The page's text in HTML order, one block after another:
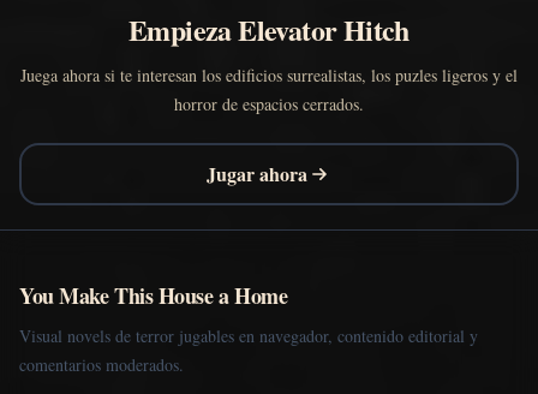
Empieza Elevator Hitch
Juega ahora si te interesan los edificios surrealistas, los puzles ligeros y el
horror de espacios cerrados.
Jugar ahora
You Make This House a Home
Visual novels de terror jugables en navegador, contenido editorial y
comentarios moderados.